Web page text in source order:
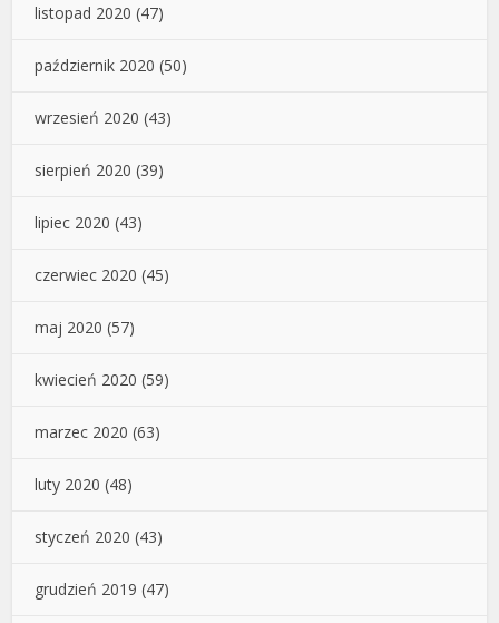
listopad 2020 (47)
październik 2020 (50)
wrzesień 2020 (43)
sierpień 2020 (39)
lipiec 2020 (43)
czerwiec 2020 (45)
maj 2020 (57)
kwiecień 2020 (59)
marzec 2020 (63)
luty 2020 (48)
styczeń 2020 (43)
grudzień 2019 (47)